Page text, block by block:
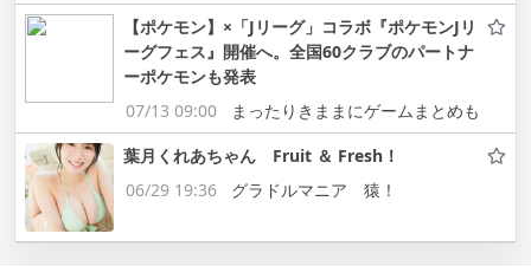
【ポケモン】×「Jリーグ」コラボ『ポケモンJリ
ーグフェス』開催へ。全国60クラブのパートナ
ーポケモンも発表
07/13 09:00
まったりきままにゲームまとめも
葉月くれあちゃん Fruit ＆ Fresh！
06/29 19:36
グラドルマニア 猿！